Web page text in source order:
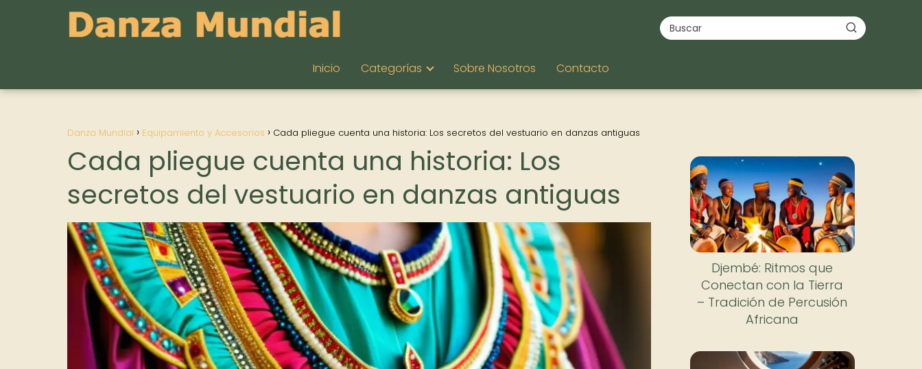
Inicio Categorías Sobre Nosotros Contacto
Danza Mundial Equipamiento y Accesorios Cada pliegue cuenta una historia: Los secretos del vestuario en danzas antiguas
Cada pliegue cuenta una historia: Los
secretos del vestuario en danzas antiguas
Djembé: Ritmos que
Conectan con la Tierra
– Tradición de Percusión
Africana